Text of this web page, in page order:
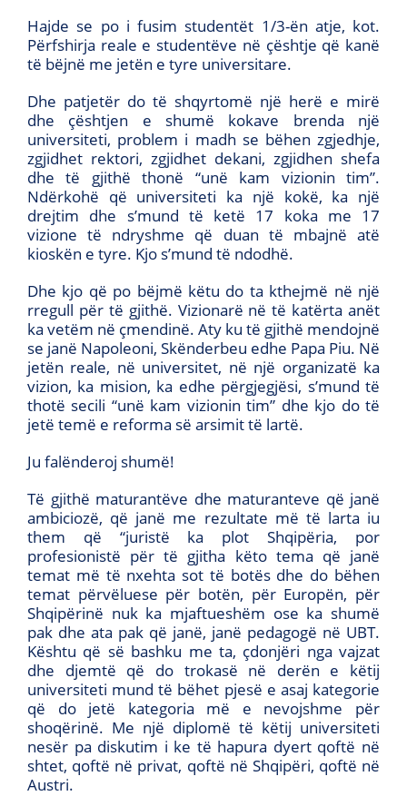
Hajde se po i fusim studentët 1/3-ën atje, kot.
Përfshirja reale e studentëve në çështje që kanë
të bëjnë me jetën e tyre universitare.
Dhe patjetër do të shqyrtomë një herë e mirë
dhe çështjen e shumë kokave brenda një
universiteti, problem i madh se bëhen zgjedhje,
zgjidhet rektori, zgjidhet dekani, zgjidhen shefa
dhe të gjithë thonë “unë kam vizionin tim”.
Ndërkohë që universiteti ka një kokë, ka një
drejtim dhe s’mund të ketë 17 koka me 17
vizione të ndryshme që duan të mbajnë atë
kioskën e tyre. Kjo s’mund të ndodhë.
Dhe kjo që po bëjmë këtu do ta kthejmë në një
rregull për të gjithë. Vizionarë në të katërta anët
ka vetëm në çmendinë. Aty ku të gjithë mendojnë
se janë Napoleoni, Skënderbeu edhe Papa Piu. Në
jetën reale, në universitet, në një organizatë ka
vizion, ka mision, ka edhe përgjegjësi, s’mund të
thotë secili “unë kam vizionin tim” dhe kjo do të
jetë temë e reforma së arsimit të lartë.
Ju falënderoj shumë!
Të gjithë maturantëve dhe maturanteve që janë
ambiciozë, që janë me rezultate më të larta iu
them që “juristë ka plot Shqipëria, por
profesionistë për të gjitha këto tema që janë
temat më të nxehta sot të botës dhe do bëhen
temat përvëluese për botën, për Europën, për
Shqipërinë nuk ka mjaftueshëm ose ka shumë
pak dhe ata pak që janë, janë pedagogë në UBT.
Kështu që së bashku me ta, çdonjëri nga vajzat
dhe djemtë që do trokasë në derën e këtij
universiteti mund të bëhet pjesë e asaj kategorie
që do jetë kategoria më e nevojshme për
shoqërinë. Me një diplomë të këtij universiteti
nesër pa diskutim i ke të hapura dyert qoftë në
shtet, qoftë në privat, qoftë në Shqipëri, qoftë në
Austri.